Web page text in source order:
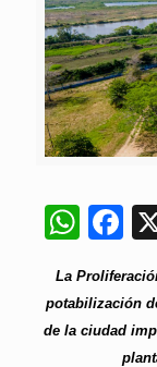
La
potabilización
de la ciudad